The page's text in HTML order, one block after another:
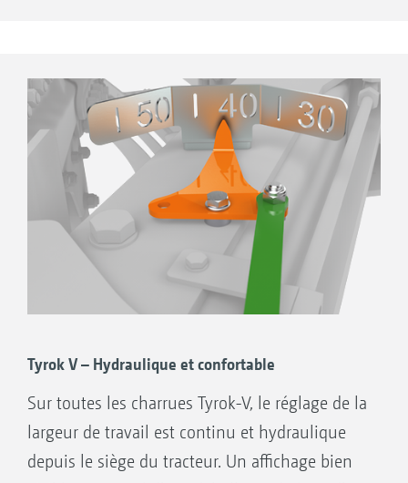
Tyrok V – Hydraulique et confortable
Sur toutes les charrues Tyrok-V, le réglage de la
largeur de travail est continu et hydraulique
depuis le siège du tracteur. Un affichage bien